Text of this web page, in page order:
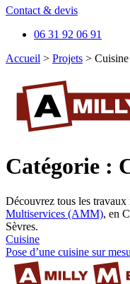
Contact & devis
06 31 92 06 91
Accueil > Projets > Cuisine
Catégorie :
Découvrez tous les travaux
Multiservices (AMM), en
Sèvres.
Cuisine
Pose d’une cuisine sur